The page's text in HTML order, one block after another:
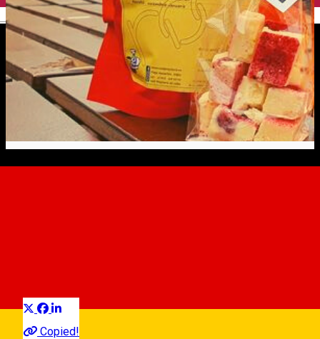
English
Copied!
Câștigă cadoul de 8 martie perfect
🌱 Primăvara a venit exact la timp, în sincronizare perfectă cu